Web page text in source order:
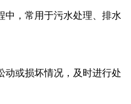
中，常用于污水处理、排水
动或损坏情况，及时进行处